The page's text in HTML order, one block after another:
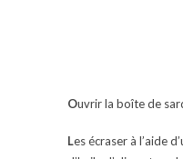
Ouvrir la boîte de
Les écraser à l’aide